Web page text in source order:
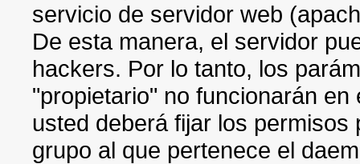
servicio de servidor web
De esta manera, el servidor
hackers. Por lo tanto, los
"propietario" no funcionarán
usted deberá fijar los
grupo al que pertenece el